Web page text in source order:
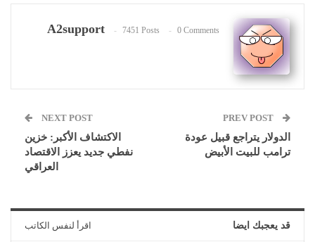
A2support 7451 Posts 0 Comments
الدولار يتراجع قبيل عودة
ترامب للبيت الأبيض
NEXT POST
الاكتشاف الأكبر: خزين
نفطي جديد يعزز الاقتصاد
العراقي
قد يعجبك ايضا اقرأ لنفس الكاتب